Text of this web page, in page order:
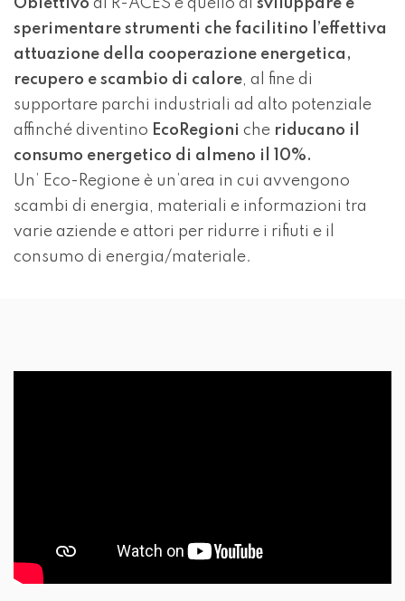
sperimentare strumenti che facilitino l’effettiva
attuazione della cooperazione energetica,
recupero e scambio di calore , al fine di
supportare parchi industriali ad alto potenziale
affinché diventino EcoRegioni che riducano il
consumo energetico di almeno il 10%.
Un’ Eco-Regione è un’area in cui avvengono
scambi di energia, materiali e informazioni tra
varie aziende e attori per ridurre i rifiuti e il
consumo di energia/materiale.